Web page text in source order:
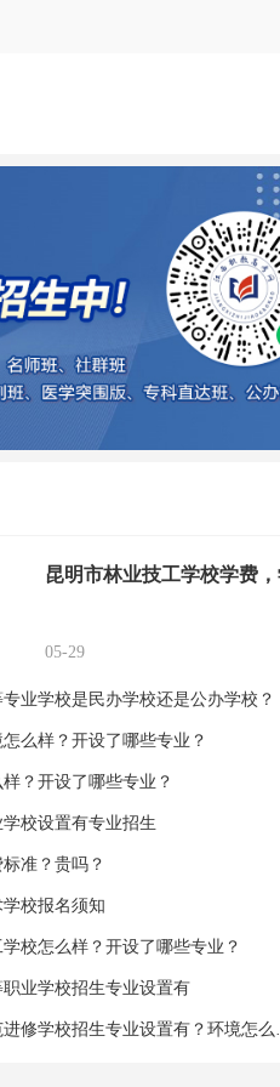
昆明市林业技工学校学费
05-29
业学校是民办学校还是公办学校？
么样？开设了哪些专业？
？开设了哪些专业？
校设置有专业招生
准？贵吗？
校报名须知
校怎么样？开设了哪些专业？
业学校招生专业设置有
修学校招生专业设置有？环境怎么样？